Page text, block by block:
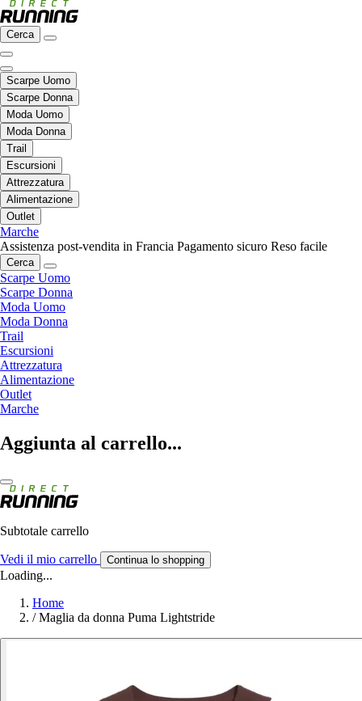
Cerca
Scarpe Uomo
Scarpe Donna
Moda Uomo
Moda Donna
Trail
Escursioni
Attrezzatura
Alimentazione
Outlet
Marche
Assistenza post-vendita in Francia Pagamento sicuro Reso facile
Cerca
Scarpe Uomo
Scarpe Donna
Moda Uomo
Moda Donna
Trail
Escursioni
Attrezzatura
Alimentazione
Outlet
Marche
Aggiunta al carrello...
Subtotale carrello
Vedi il mio carrello Continua lo shopping
Loading...
Home
/ Maglia da donna Puma Lightstride